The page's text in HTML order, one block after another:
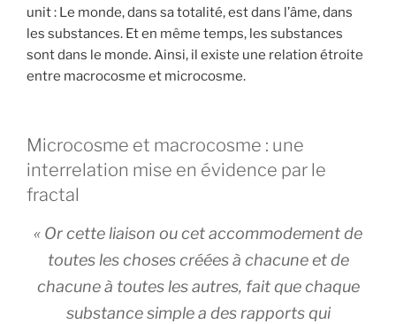
unit : Le monde, dans sa totalité, est dans l’âme, dans
les substances. Et en même temps, les substances
sont dans le monde. Ainsi, il existe une relation étroite
entre macrocosme et microcosme.
Microcosme et macrocosme : une
interrelation mise en évidence par le
fractal
« Or cette liaison ou cet accommodement de
toutes les choses créées à chacune et de
chacune à toutes les autres, fait que chaque
substance simple a des rapports qui